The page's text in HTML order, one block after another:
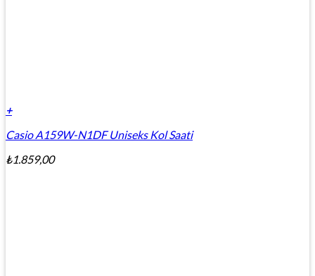
+
Casio A159W-N1DF Uniseks Kol Saati
₺1.859,00